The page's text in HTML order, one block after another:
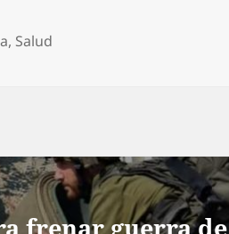
, Salud
frenar guerra de